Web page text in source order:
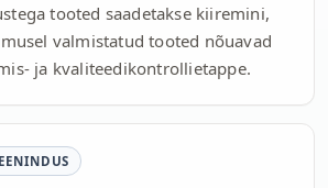
tooted saadetakse kiiremini,
valmistatud tooted nõuavad
ja kvaliteedikontrollietappe.